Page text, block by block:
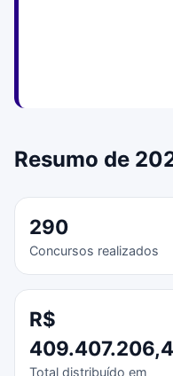
Resumo de
290
Concursos realizados
R$
Total distribuído em